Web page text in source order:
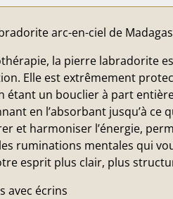
arc-en-ciel de
la pierre labradorite
Elle est extrêmement
étant un bouclier à part
en l’absorbant jusqu’à ce
et harmoniser l’énergie,
ruminations mentales qui
esprit plus clair, plus
avec écrins